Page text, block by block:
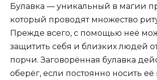
Булавка — уникальный в магии
который проводят множество
Прежде всего, с помощью неё
защитить себя и близких людей от
порчи. Заговорённая булавка
оберёг, если постоянно носить её